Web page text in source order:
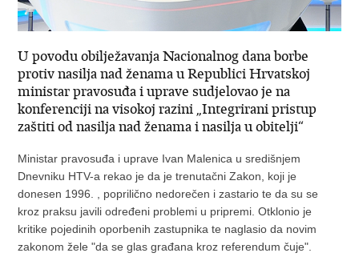
U povodu obilježavanja Nacionalnog dana borbe
protiv nasilja nad ženama u Republici Hrvatskoj
ministar pravosuđa i uprave sudjelovao je na
konferenciji na visokoj razini „Integrirani pristup
zaštiti od nasilja nad ženama i nasilja u obitelji“
Ministar pravosuđa i uprave Ivan Malenica u središnjem
Dnevniku HTV-a rekao je da je trenutačni Zakon, koji je
donesen 1996. , poprilično nedorečen i zastario te da su se
kroz praksu javili određeni problemi u pripremi. Otklonio je
kritike pojedinih oporbenih zastupnika te naglasio da novim
zakonom žele "da se glas građana kroz referendum čuje".